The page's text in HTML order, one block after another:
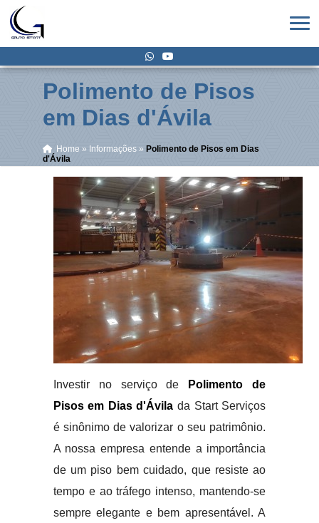
Polimento de Pisos
em Dias d'Ávila
Home » Informações » Polimento de Pisos em Dias
d'Ávila
Investir no serviço de
Polimento de
Pisos em Dias d'Ávilada Start Serviços
é sinônimo de valorizar o seu patrimônio.
A nossa empresa entende a importância
de um piso bem cuidado, que resiste ao
tempo e ao tráfego intenso, mantendo-se
sempre elegante e bem apresentável. A